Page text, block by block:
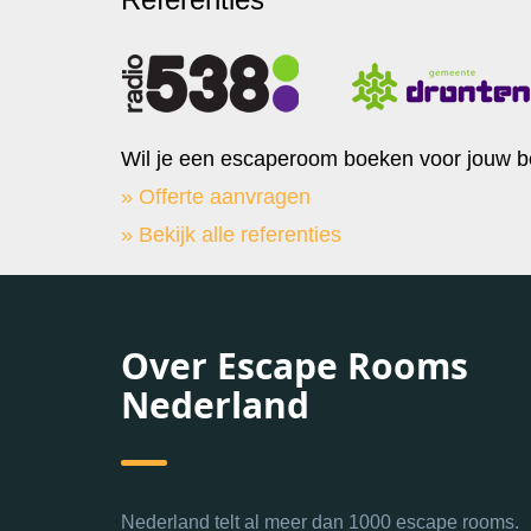
Wil je een escaperoom boeken voor jouw
» Offerte aanvragen
» Bekijk alle referenties
Over Escape Rooms
Nederland
Nederland telt al meer dan 1000 escape rooms.